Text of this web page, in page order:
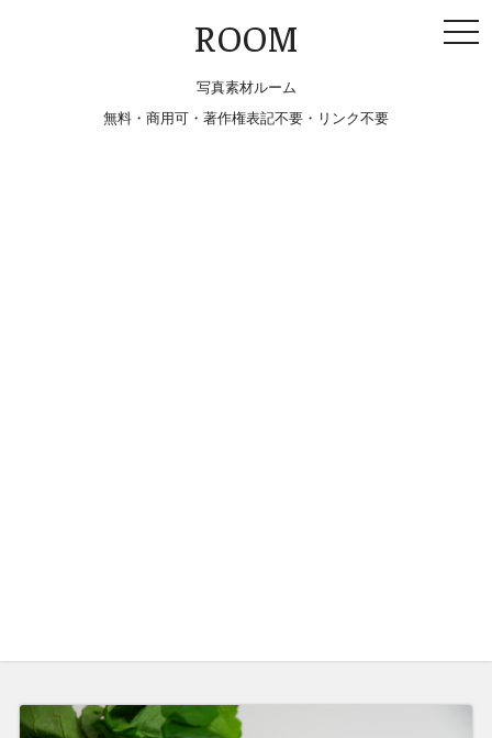
ROOM
写真素材ルーム
無料・商用可・著作権表記不要・リンク不要